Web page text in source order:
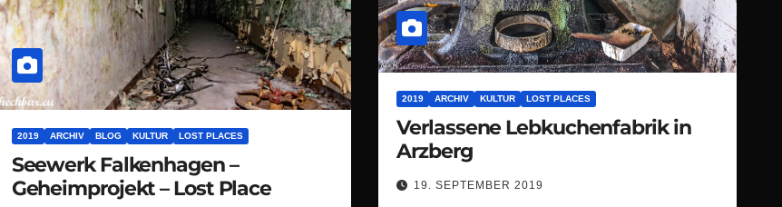
2019 ARCHIV BLOG KULTUR LOST PLACES
Seewerk Falkenhagen –
Geheimprojekt – Lost Place
2019 ARCHIV KULTUR LOST PLACES
Verlassene Lebkuchenfabrik in
Arzberg
19. SEPTEMBER 2019